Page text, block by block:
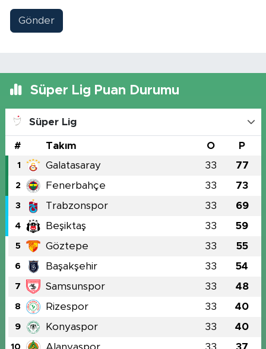
Gönder
Süper Lig Puan Durumu
Süper Lig
# Takım O P
1 Galatasaray 33 77
2 Fenerbahçe 33 73
3 Trabzonspor 33 69
4 Beşiktaş 33 59
5 Göztepe 33 55
6 Başakşehir 33 54
7 Samsunspor 33 48
8 Rizespor 33 40
9 Konyaspor 33 40
10 Alanyaspor 33 37